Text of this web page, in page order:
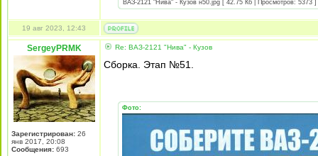
ВАЗ-2121 "Нива" - Кузов н50.jpg [ 42.75 Кб | Просмотров: 5373 ]
19 авг 2023, 12:43
SergeyPRMK
Зарегистрирован: 26
янв 2017, 20:08
Сообщения: 693
Re: ВАЗ-2121 "Нива" - Кузов
Сборка. Этап №51.
Фото: